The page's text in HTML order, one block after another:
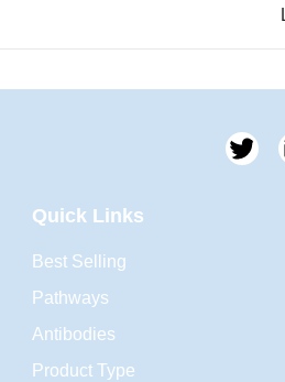
Quick Links
Best Selling
Pathways
Antibodies
Product Type